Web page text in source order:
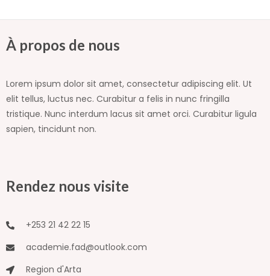
À propos de nous
Lorem ipsum dolor sit amet, consectetur adipiscing elit. Ut
elit tellus, luctus nec. Curabitur a felis in nunc fringilla
tristique. Nunc interdum lacus sit amet orci. Curabitur ligula
sapien, tincidunt non.
Rendez nous visite
+253 21 42 22 15
academie.fad@outlook.com
Region d'Arta